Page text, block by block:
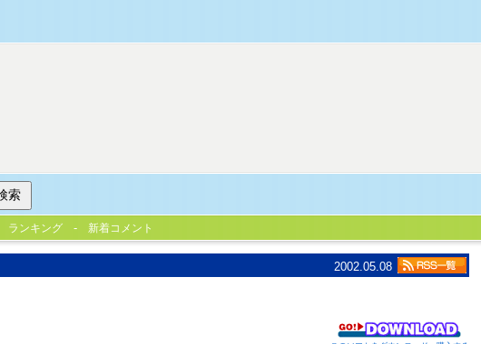
ランキング 新着コメント
2002.05.08